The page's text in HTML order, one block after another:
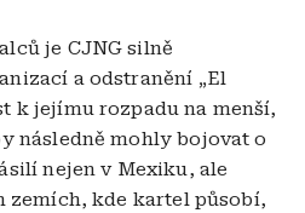
je CJNG silně
a odstranění „El
k jejímu rozpadu na menší,
následně mohly bojovat o
nejen v Mexiku, ale
zemích, kde kartel působí,